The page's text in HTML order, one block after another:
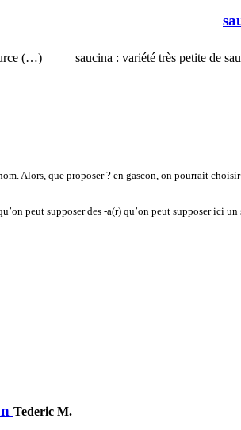
(…) saucina : variété très petite de
Alors, que proposer ? en gascon, on pourrait
peut supposer des -a(r) qu’on peut supposer ici
Tederic M.